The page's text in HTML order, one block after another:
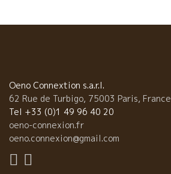
Oeno Connextion s.a.r.l.
62 Rue de Turbigo, 75003 Paris, France
Tel +33 (0)1 49 96 40 20
oeno-connexion.fr
oeno.connexion@gmail.com